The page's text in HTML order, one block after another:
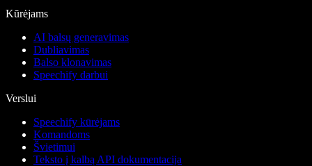
Kūrėjams
AI balsų generavimas
Dubliavimas
Balso klonavimas
Speechify darbui
Verslui
Speechify kūrėjams
Komandoms
Švietimui
Teksto į kalbą API dokumentacija